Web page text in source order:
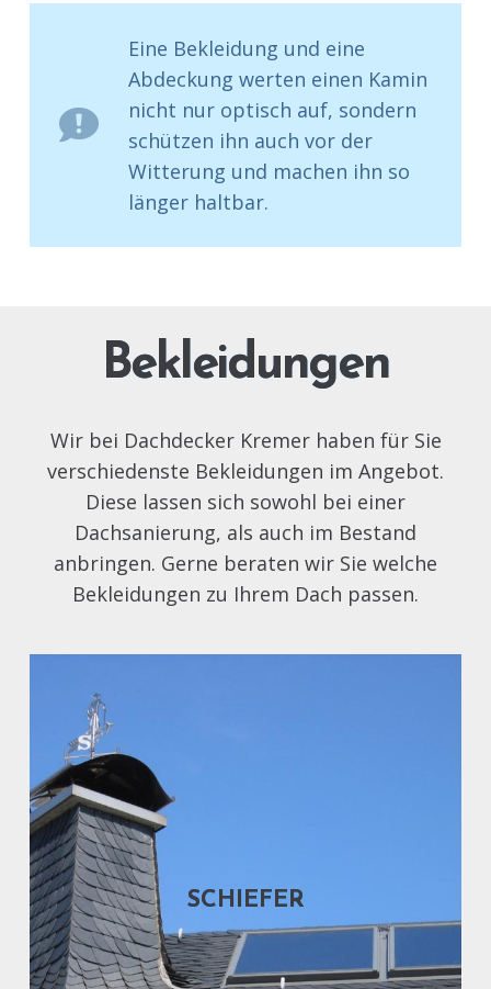
Eine Bekleidung und eine
Abdeckung werten einen Kamin
nicht nur optisch auf, sondern
schützen ihn auch vor der
Witterung und machen ihn so
länger haltbar.
Bekleidungen
Wir bei Dachdecker Kremer haben für Sie
verschiedenste Bekleidungen im Angebot.
Diese lassen sich sowohl bei einer
Dachsanierung, als auch im Bestand
anbringen. Gerne beraten wir Sie welche
Bekleidungen zu Ihrem Dach passen.
SCHIEFER
Deckwerkstoffen als
eigenständiges Stilelement